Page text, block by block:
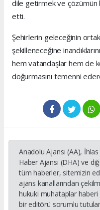
dile getirmek ve çözümün
etti.
Şehirlerin geleceğinin
şekilleneceğine
hem vatandaşlar hem de
doğurmasını temenni
Anadolu Ajansı (AA),
Haber Ajansı (DHA) ve
tüm haberler, sitemizin
ajans kanallarından
hukuki muhataplar
bir editörü sorumlu